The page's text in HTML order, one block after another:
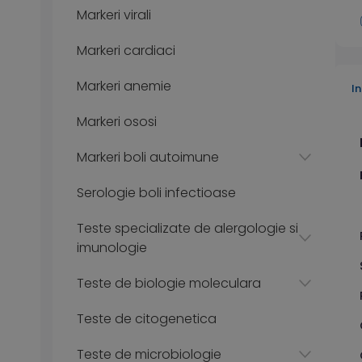
Markeri virali
Markeri cardiaci
Markeri anemie
Markeri ososi
Markeri boli autoimune
Serologie boli infectioase
Teste specializate de alergologie si
imunologie
Teste de biologie moleculara
Teste de citogenetica
Teste de microbiologie